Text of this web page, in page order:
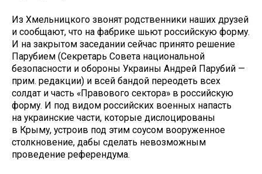
Из Хмельницкого звонят родственники наших друзей
и сообщают, что на фабрике шьют российскую форму.
И на закрытом заседании сейчас принято решение
Парубием (Секретарь Совета национальной
безопасности и обороны Украины Андрей Парубий —
прим. редакции) и всей бандой переодеть всех
солдат и часть «Правового сектора» в российскую
форму. И под видом российских военных напасть
на украинские части, которые дислоцированы
в Крыму, устроив под этим соусом вооруженное
столкновение, дабы сделать невозможным
проведение референдума.